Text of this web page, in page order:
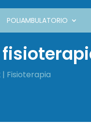
POLIAMBULATORIO
| Fisioterapia